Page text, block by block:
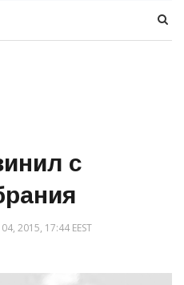
с
2015, 17:44 EEST